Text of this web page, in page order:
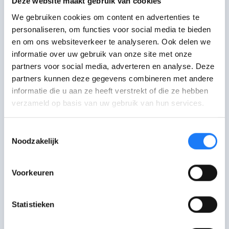
We gebruiken cookies om content en advertenties te
personaliseren, om functies voor social media te bieden
en om ons websiteverkeer te analyseren. Ook delen we
informatie over uw gebruik van onze site met onze
partners voor social media, adverteren en analyse. Deze
partners kunnen deze gegevens combineren met andere
informatie die u aan ze heeft verstrekt of die ze hebben
verzameld op basis van uw gebruik van hun services.
Noodzakelijk
Voorkeuren
Statistieken
maanden geldig)
Mijn voorlopig rijbewijs is
vervallen, wat nu?
Is je voorlopig rijbewijs vervallen? Dan
zit je nu in eenwachttijd van 3 jaar.
rijbewijs
kan
opnieuw beginnen.
erkende rijschool leren rijden en je